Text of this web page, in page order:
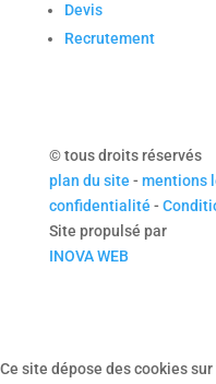
Devis
Recrutement
© tous droits réservés
plan du site -mentions
confidentialité -
Site propulsé par
INOVA WEB
Ce site dépose des cookies